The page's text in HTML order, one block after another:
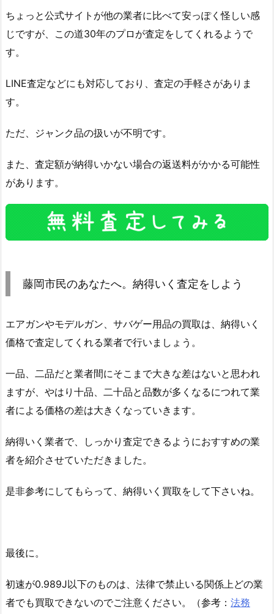
ちょっと公式サイトが他の業者に比べて安っぽく怪しい感
じですが、この道30年のプロが査定をしてくれるようで
す。
LINE査定などにも対応しており、査定の手軽さがありま
す。
ただ、ジャンク品の扱いが不明です。
また、査定額が納得いかない場合の返送料がかかる可能性
があります。
藤岡市民のあなたへ。納得いく査定をしよう
エアガンやモデルガン、サバゲー用品の買取は、納得いく
価格で査定してくれる業者で行いましょう。
一品、二品だと業者間にそこまで大きな差はないと思われ
ますが、やはり十品、二十品と品数が多くなるにつれて業
者による価格の差は大きくなっていきます。
納得いく業者で、しっかり査定できるようにおすすめの業
者を紹介させていただきました。
是非参考にしてもらって、納得いく買取をして下さいね。
最後に。
初速が0.989J以下のものは、法律で禁止いる関係上どの業
者でも買取できないのでご注意ください。（参考： 法務